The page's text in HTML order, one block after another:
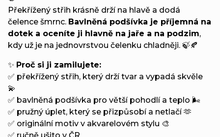
Překřížený střih krásně drží na hlavě a dodá
čelence šmrnc. Bavlněná podšívka je příjemná na
dotek a oceníte ji hlavně na jaře a na podzim,
kdy už je na jednovrstvou čelenku chladněji. 🍃🍂
✨ Proč si ji zamilujete:
✅ překřížený střih, který drží tvar a vypadá skvěle
💫
✅ bavlněná podšívka pro větší pohodlí a teplo 🌬️
✅ pružný úplet, který se přizpůsobí a netlačí 🫶
✅ originální motiv v akvarelovém stylu 🎨
✅ ručně ušito v ČR